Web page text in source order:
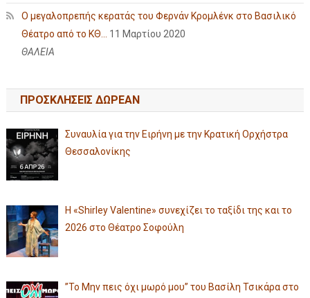
Ο μεγαλοπρεπής κερατάς του Φερνάν Κρομλένκ στο Βασιλικό
Θέατρο από το ΚΘ...
11 Μαρτίου 2020
ΘΑΛΕΙΑ
ΠΡΟΣΚΛΗΣΕΙΣ ΔΩΡΕΑΝ
Συναυλία για την Ειρήνη με την Κρατική Ορχήστρα
Θεσσαλονίκης
Η «Shirley Valentine» συνεχίζει το ταξίδι της και το
2026 στο Θέατρο Σοφούλη
”Το Μην πεις όχι μωρό μου” του Βασίλη Τσικάρα στο